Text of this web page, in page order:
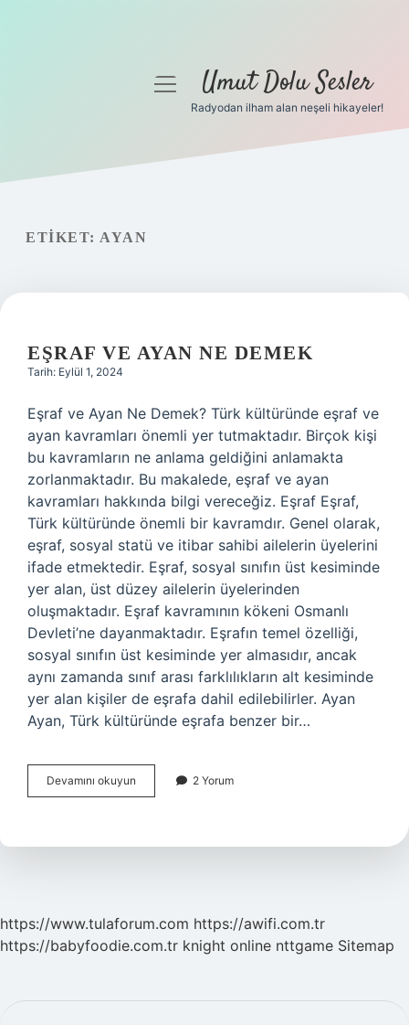
Gizlilik Politikası
menüyüUmut Dolu Sesler
Radyodan ilham alan neşeli hikayeler!
ETIKET: AYAN
EŞRAF VE AYAN NE DEMEK
Tarih: Eylül 1, 2024
Eşraf ve Ayan Ne Demek? Türk kültüründe eşraf ve
ayan kavramları önemli yer tutmaktadır. Birçok kişi
bu kavramların ne anlama geldiğini anlamakta
zorlanmaktadır. Bu makalede, eşraf ve ayan
kavramları hakkında bilgi vereceğiz. Eşraf Eşraf,
Türk kültüründe önemli bir kavramdır. Genel olarak,
eşraf, sosyal statü ve itibar sahibi ailelerin üyelerini
ifade etmektedir. Eşraf, sosyal sınıfın üst kesiminde
yer alan, üst düzey ailelerin üyelerinden
oluşmaktadır. Eşraf kavramının kökeni Osmanlı
Devleti’ne dayanmaktadır. Eşrafın temel özelliği,
sosyal sınıfın üst kesiminde yer almasıdır, ancak
aynı zamanda sınıf arası farklılıkların alt kesiminde
yer alan kişiler de eşrafa dahil edilebilirler. Ayan
Ayan, Türk kültüründe eşrafa benzer bir…
Devamını okuyun
ve
demek
2 Yorum
https://www.tulaforum.com https://awifi.com.tr
https://babyfoodie.com.tr knight online nttgame Sitemap